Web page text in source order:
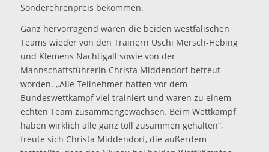
Sonderehrenpreis bekommen.
Ganz hervorragend waren die beiden westfälischen
Teams wieder von den Trainern Uschi Mersch-Hebing
und Klemens Nachtigall sowie von der
Mannschaftsführerin Christa Middendorf betreut
worden. „Alle Teilnehmer hatten vor dem
Bundeswettkampf viel trainiert und waren zu einem
echten Team zusammengewachsen. Beim Wettkampf
haben wirklich alle ganz toll zusammen gehalten“,
freute sich Christa Middendorf, die außerdem